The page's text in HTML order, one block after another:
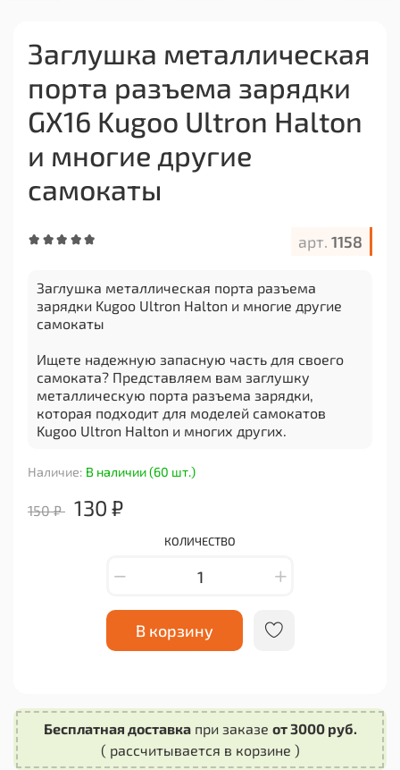
арт. 1158
Наличие: В наличии (60 шт.)
Заглушка металлическая
порта разъема зарядки
GX16 Kugoo Ultron Halton
и многие другие
самокаты
150 ₽ 130 ₽
КОЛИЧЕСТВО
В корзину
Заглушка металлическая порта разъема
зарядки Kugoo Ultron Halton и многие другие
самокаты
Ищете надежную запасную часть для своего
самоката? Представляем вам заглушку
металлическую порта разъема зарядки,
которая подходит для моделей самокатов
Kugoo Ultron Halton и многих других.
Эта заглушка изготовлена из прочного металла,
что обеспечивает долговечность и надежность.
Она предназначена для защиты порта разъема
зарядки от пыли, грязи и влаги, что позволяет
продлить срок службы вашего самоката.
Установка этой запасной части очень проста и
вставьте заглушку в порт разъема зарядки и
она надежно фиксируется на своем месте.
функциональность на долгое время.
Не откладывайте замену запасных частей на
Бесплатная доставкапри заказе от 3000 руб.
( рассчитывается в корзине )